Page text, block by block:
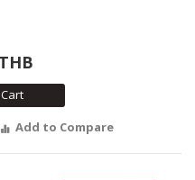
Add to Compare